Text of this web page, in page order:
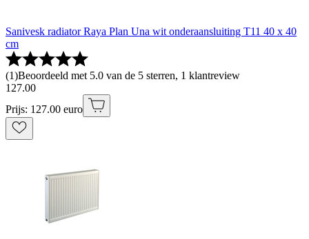
Sanivesk radiator Raya Plan Una wit onderaansluiting T11 40 x 40
cm
(1)Beoordeeld met 5.0 van de 5 sterren, 1 klantreview
127.00
Prijs: 127.00 euro